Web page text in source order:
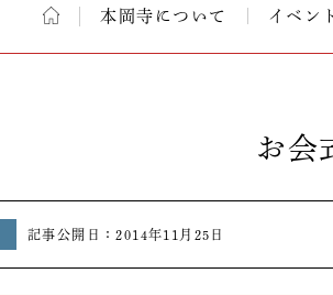
本岡寺について イベン
お会
記事公開日：2014年11月25日